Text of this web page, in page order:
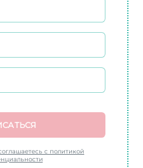
с политикой